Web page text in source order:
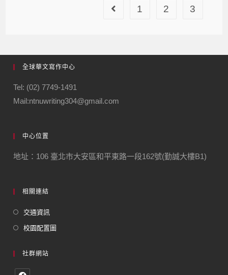
1 2 3
全球華文寫作中心
Tel: (02) 7749-1491
Mail:ntnuwriting304@gmail.com
中心位置
地址：106 臺北市大安區和平東路一段162號(勤誠大樓B1)
相關連結
交通資訊
校園配置圖
社群網站